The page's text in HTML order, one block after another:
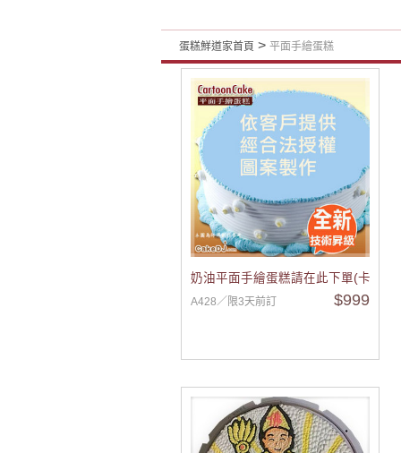
蛋糕鮮道家首頁 > 平面手繪蛋糕
奶油平面手繪蛋糕請在此下單(卡通蛋
A428／限3天前訂 $999